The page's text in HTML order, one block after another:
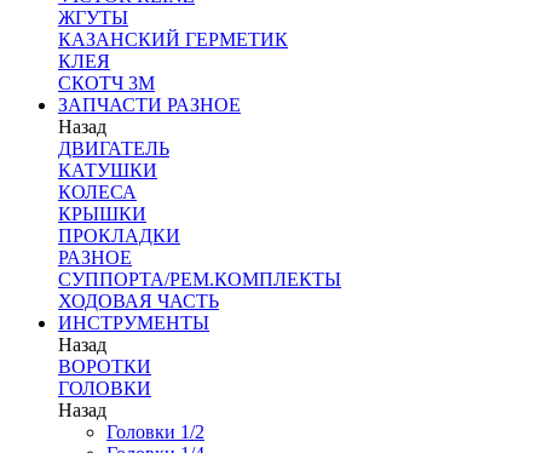
ЖГУТЫ
КАЗАНСКИЙ ГЕРМЕТИК
КЛЕЯ
СКОТЧ 3М
ЗАПЧАСТИ РАЗНОЕ
Назад
ДВИГАТЕЛЬ
КАТУШКИ
КОЛЕСА
КРЫШКИ
ПРОКЛАДКИ
РАЗНОЕ
СУППОРТА/РЕМ.КОМПЛЕКТЫ
ХОДОВАЯ ЧАСТЬ
ИНСТРУМЕНТЫ
Назад
ВОРОТКИ
ГОЛОВКИ
Назад
Головки 1/2